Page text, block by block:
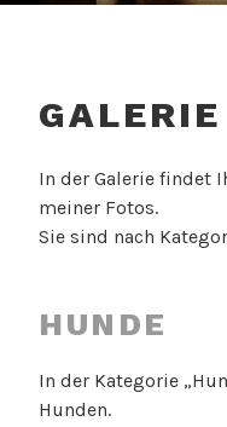
GALERIE
In der Galerie findet
meiner Fotos.
Sie sind nach
HUNDE
In der Kategorie
Hunden.